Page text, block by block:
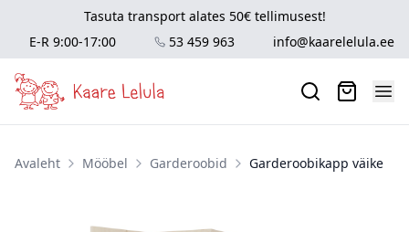
Tasuta transport alates 50€ tellimusest!
E-R 9:00-17:00
53 459 963 info@kaarelelula.ee
Avaleht Mööbel Garderoobid Garderoobikapp väike